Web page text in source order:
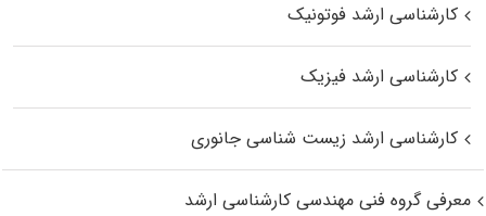
کارشناسی ارشد فوتونیک
کارشناسی ارشد فیزیک
کارشناسی ارشد زیست‌ شناسی جانوری
معرفی گروه فنی مهندسی کارشناسی ارشد